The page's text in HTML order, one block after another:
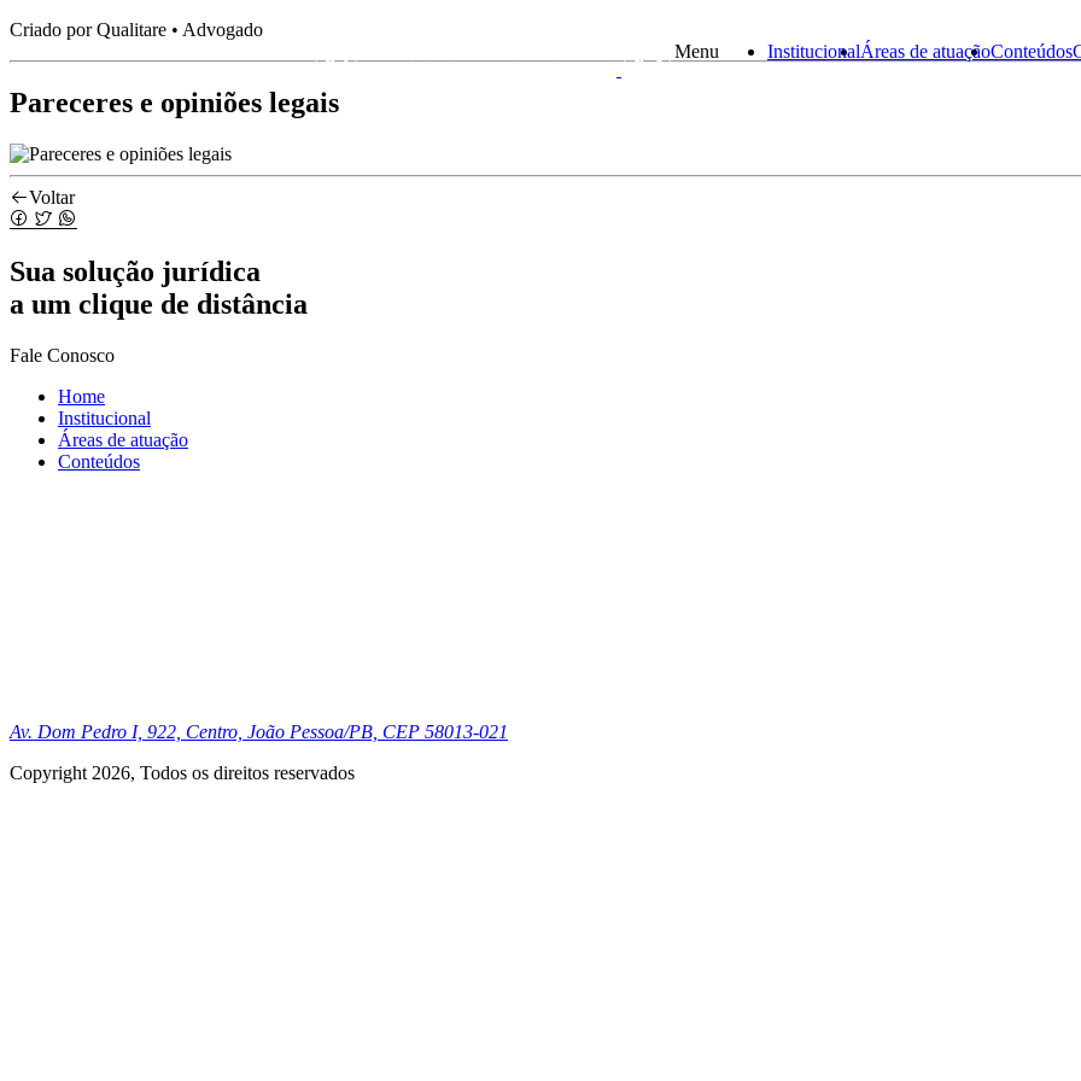
Menu InstitucionalÁreas de atuaçãoConteúdos
Criado por Qualitare • Advogado
Pareceres e opiniões legais
Voltar
Sua solução jurídica
a um clique de distância
Fale Conosco
Home
Institucional
Áreas de atuação
Conteúdos
Av. Dom Pedro I, 922, Centro, João Pessoa/PB, CEP 58013-021
Copyright 2026, Todos os direitos reservados